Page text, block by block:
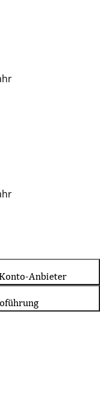
Anbieter